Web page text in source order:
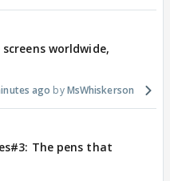
worldwide,
ago MsWhiskerson
The pens that